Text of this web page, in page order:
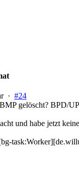
· #24
gelöscht? BPD/
und habe jetzt